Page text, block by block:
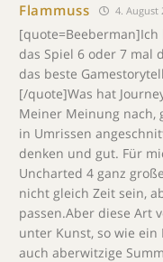
Flammuss 4. August
das Spiel 6 oder 7
das beste
[/quote]Was hat
Meiner Meinung nach,
in Umrissen
denken und gut. Für
Uncharted 4 ganz
nicht gleich Zeit sein,
passen.Aber diese Art
unter Kunst, so wie
auch aberwitzige